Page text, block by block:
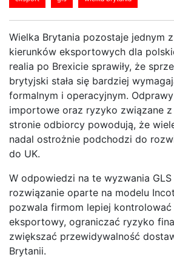
Wielka Brytania pozostaje jednym
kierunków eksportowych dla
realia po Brexicie sprawiły, że
brytyjski stała się bardziej
formalnym i operacyjnym.
importowe oraz ryzyko związane
stronie odbiorcy powodują, że
nadal ostrożnie podchodzi do
do UK.
W odpowiedzi na te wyzwania
rozwiązanie oparte na modelu
pozwala firmom lepiej
eksportowy, ograniczać ryzyko
zwiększać przewidywalność
Brytanii.